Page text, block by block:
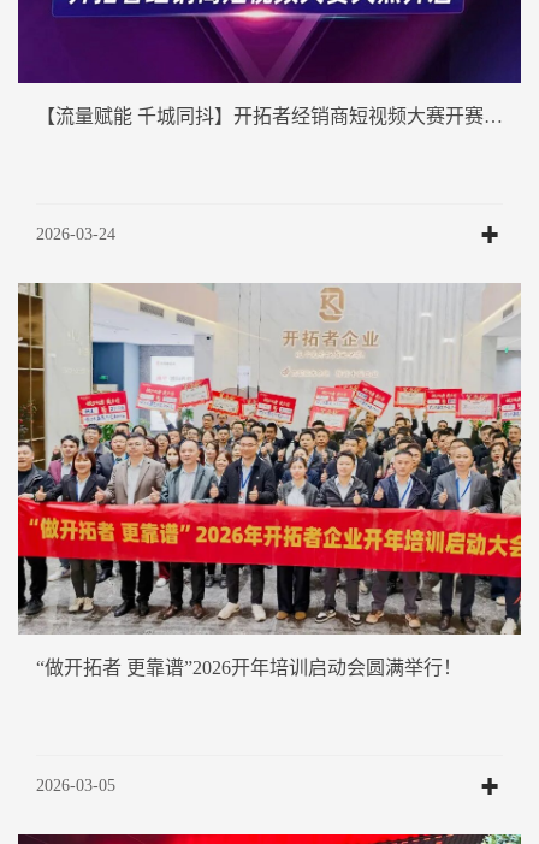
【流量赋能 千城同抖】开拓者经销商短视频大赛开赛啦！
2026-03-24
“做开拓者 更靠谱”2026开年培训启动会圆满举行！
2026-03-05